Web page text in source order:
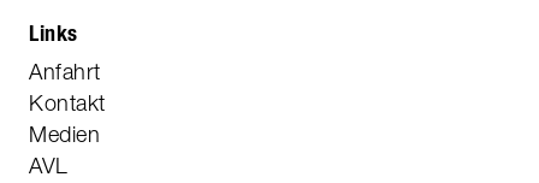
Links
Anfahrt
Kontakt
Medien
AVL